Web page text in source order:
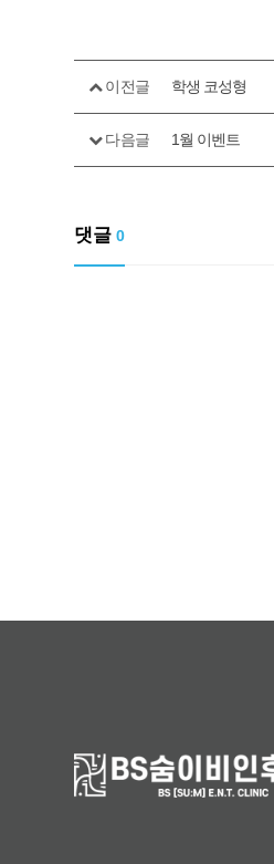
이전글 학생 코성형
다음글 1월 이벤트
댓글 0